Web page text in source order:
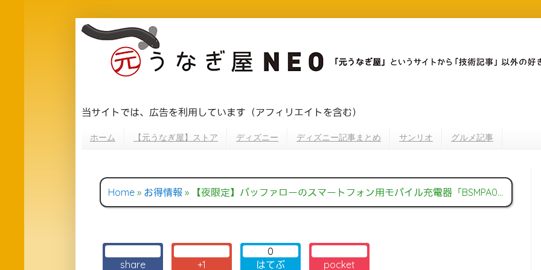
当サイトでは、広告を利用しています（アフィリエイトを含む）
ホーム 【元うなぎ屋】ストア ディズニー ディズニー記事まとめ サンリオ グルメ記事
Home » お得情報 » 【夜限定】バッファローのスマートフォン用モバイル充電器「BSMPA04WH」が、1,980円の大特価
share +1
0
はてぶ
pocket